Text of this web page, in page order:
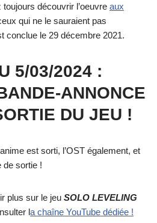
découvrir l’oeuvre aux
qui ne le sauraient pas
conclue le 29 décembre 2021.
5/03/2024 :
ANNONCE
DU JEU !
est sorti, l’OST également, et
de sortie !
plus sur le jeu SOLO LEVELING
la chaîne YouTube dédiée !